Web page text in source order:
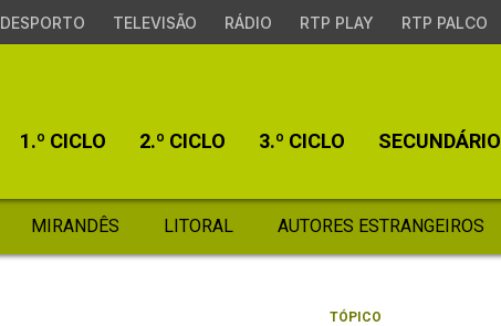
DESPORTO TELEVISÃO RÁDIO RTP PLAY RTP PALCO
1.º CICLO 2.º CICLO 3.º CICLO SECUNDÁRIO
MIRANDÊS LITORAL AUTORES ESTRANGEIROS
TÓPICO